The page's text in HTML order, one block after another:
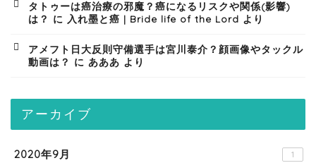
タトゥーは癌治療の邪魔？癌になるリスクや関係(影響)
は？ に 入れ墨と癌 | Bride life of the Lord より
アメフト日大反則守備選手は宮川泰介？顔画像やタックル
動画は？ に あああ より
アーカイブ
2020年9月 1